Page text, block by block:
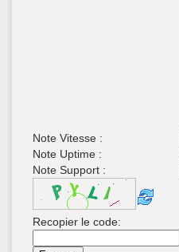
Note Vitesse :
Note Uptime :
Note Support :
Recopier le code: